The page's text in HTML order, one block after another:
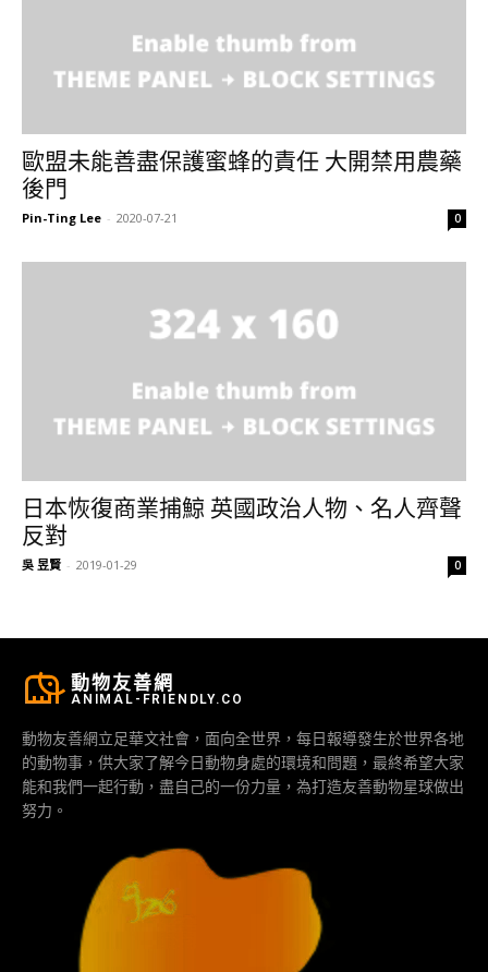
歐盟未能善盡保護蜜蜂的責任 大開禁用農藥
後門
Pin-Ting Lee - 2020-07-21 0
日本恢復商業捕鯨 英國政治人物、名人齊聲
反對
吳 昱賢 - 2019-01-29 0
動物友善網
ANIMAL-FRIENDLY.CO
動物友善網立足華文社會，面向全世界，每日報導發生於世界各地
的動物事，供大家了解今日動物身處的環境和問題，最終希望大家
能和我們一起行動，盡自己的一份力量，為打造友善動物星球做出
努力。